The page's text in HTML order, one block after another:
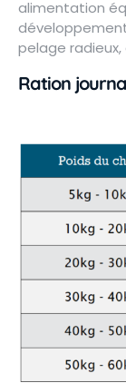
alimentation
pelage
Ration